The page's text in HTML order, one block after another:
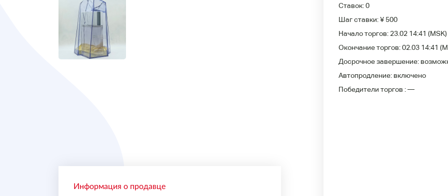
Информация о продавце
Ставок:0
Шаг ставки:¥ 500
Начало торгов: 23.02 14:41 (MSK)
Окончание торгов:02.03 14:41
Досрочное завершение:
Автопродление: включено
Победители торгов :—